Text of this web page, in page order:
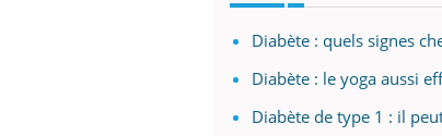
Diabète : quels signes
Diabète : le yoga aussi
Diabète de type 1 : il